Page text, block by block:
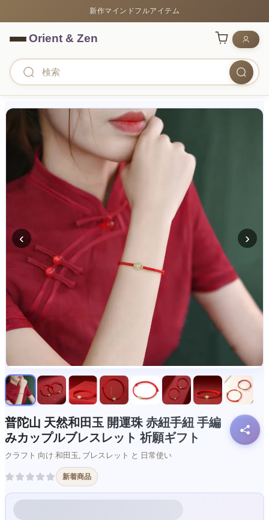
新作マインドフルアイテム
‹ ›
普陀山 天然和田玉 開運珠 赤紐手紐 手編
みカップルブレスレット 祈願ギフト
クラフト 向け 和田玉, ブレスレット と 日常使い
新着商品